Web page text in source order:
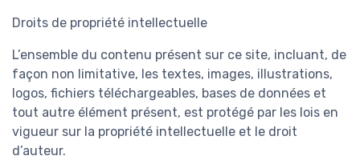
Droits de propriété intellectuelle
L’ensemble du contenu présent sur ce site, incluant, de
façon non limitative, les textes, images, illustrations,
logos, fichiers téléchargeables, bases de données et
tout autre élément présent, est protégé par les lois en
vigueur sur la propriété intellectuelle et le droit
d’auteur.